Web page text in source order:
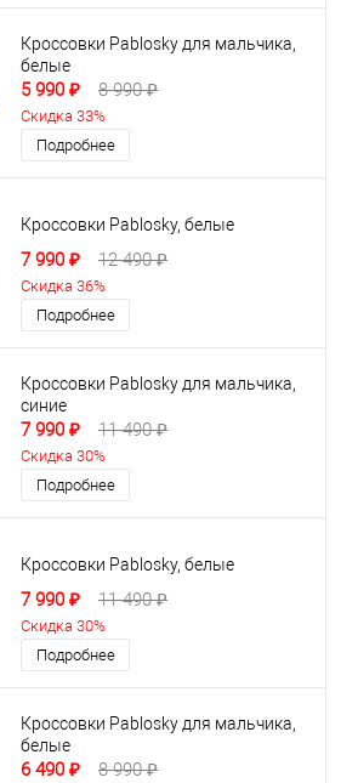
Кроссовки Pablosky для мальчика,
белые
5 990 ₽ 8 990 ₽
Скидка 33%
Подробнее
Кроссовки Pablosky, белые
7 990 ₽ 12 490 ₽
Скидка 36%
Подробнее
Кроссовки Pablosky для мальчика,
синие
7 990 ₽ 11 490 ₽
Скидка 30%
Подробнее
Кроссовки Pablosky, белые
7 990 ₽ 11 490 ₽
Скидка 30%
Подробнее
Кроссовки Pablosky для мальчика,
белые
6 490 ₽ 8 990 ₽